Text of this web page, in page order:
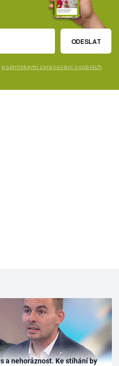
ODESLAT
podmínkami zpracování osobních
a nehoráznost. Ke stíhání by